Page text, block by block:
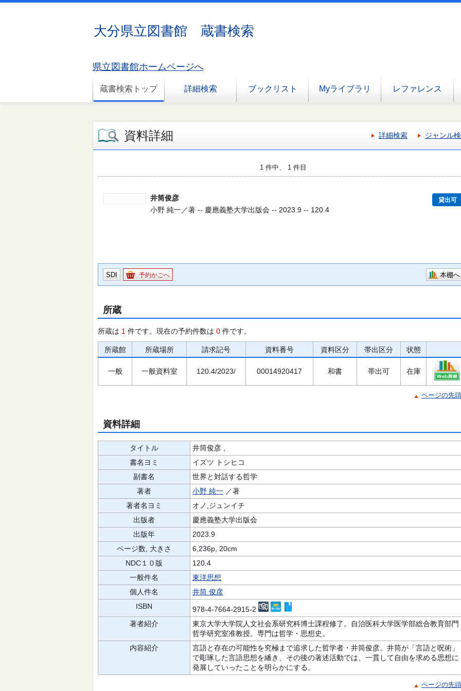
大分県立図書館 蔵書検索
県立図書館ホームページへ
蔵書検索トップ 詳細検索 ブックリスト Myライブラリ レファレンス
資料詳細 詳細検索 ジャンル
1 件中、 1 件目
井筒俊彦 貸出可
小野 純一／著 -- 慶應義塾大学出版会 -- 2023.9 -- 120.4
SDI 予約かごへ 本棚へ
所蔵
所蔵は 1 件です。現在の予約件数は 0 件です。
所蔵館 所蔵場所 請求記号 資料番号 資料区分 帯出区分 状態
一般 一般資料室 120.4/2023/ 00014920417 和書 帯出可 在庫
ページの先
資料詳細
タイトル
井筒俊彦 ,
書名ヨミ
イズツ トシヒコ
副書名
世界と対話する哲学
著者
小野 純一 ／著
著者名ヨミ
オノ,ジュンイチ
出版者
慶應義塾大学出版会
出版年
2023.9
ページ数, 大きさ
6,236p, 20cm
NDC１０版
120.4
一般件名
東洋思想
個人件名
井筒 俊彦
ISBN
978-4-7664-2915-2
著者紹介
東京大学大学院人文社会系研究科博士課程修了。自治医科大学医学部総合教育部門
哲学研究室准教授。専門は哲学・思想史。
内容紹介
言語と存在の可能性を究極まで追求した哲学者・井筒俊彦。井筒が「言語と呪術」
で彫琢した言語思想を繙き、その後の著述活動では、一貫して自由を求める思想に
発展していったことを明らかにする。
ページの先